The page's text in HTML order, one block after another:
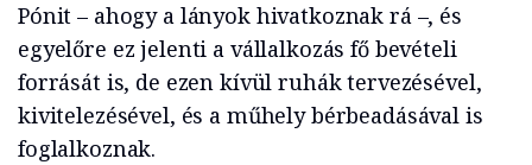
Pónit – ahogy a lányok hivatkoznak rá –, és
egyelőre ez jelenti a vállalkozás fő bevételi
forrását is, de ezen kívül ruhák tervezésével,
kivitelezésével, és a műhely bérbeadásával is
foglalkoznak.